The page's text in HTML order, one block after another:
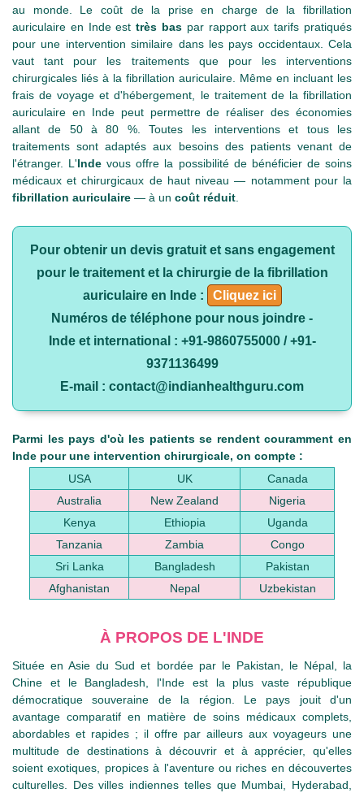
au monde. Le coût de la prise en charge de la fibrillation
auriculaire en Inde esttrès bas par rapport aux tarifs pratiqués
pour une intervention similaire dans les pays occidentaux. Cela
vaut tant pour les traitements que pour les interventions
chirurgicales liés à la fibrillation auriculaire. Même en incluant les
frais de voyage et d'hébergement, le traitement de la fibrillation
auriculaire en Inde peut permettre de réaliser des économies
allant de 50 à 80 %. Toutes les interventions et tous les
traitements sont adaptés aux besoins des patients venant de
l'étranger. L'Inde vous offre la possibilité de bénéficier de soins
médicaux et chirurgicaux de haut niveau — notamment pour la
fibrillation auriculaire — à un coût réduit
Pour obtenir un devis gratuit et sans engagement
pour le traitement et la chirurgie de la fibrillation
auriculaire en Inde :
Cliquez ici
Numéros de téléphone pour nous joindre -
Inde et international : +91-9860755000 / +91-
9371136499
E-mail : contact@indianhealthguru.com
Parmi les pays d'où les patients se rendent couramment en
Inde pour une intervention chirurgicale, on compte :
USA
UK
Canada
Australia
New Zealand
Nigeria
Kenya
Ethiopia
Uganda
Tanzania
Zambia
Congo
Sri Lanka
Bangladesh
Pakistan
Afghanistan
Nepal Uzbekistan
À PROPOS DE L'INDE
Située en Asie du Sud et bordée par le Pakistan, le Népal, la
Chine et le Bangladesh, l'Inde est la plus vaste république
démocratique souveraine de la région. Le pays jouit d'un
avantage comparatif en matière de soins médicaux complets,
abordables et rapides ; il offre par ailleurs aux voyageurs une
multitude de destinations à découvrir et à apprécier, qu'elles
soient exotiques, propices à l'aventure ou riches en découvertes
culturelles. Des villes indiennes telles que Mumbai, Hyderabad,